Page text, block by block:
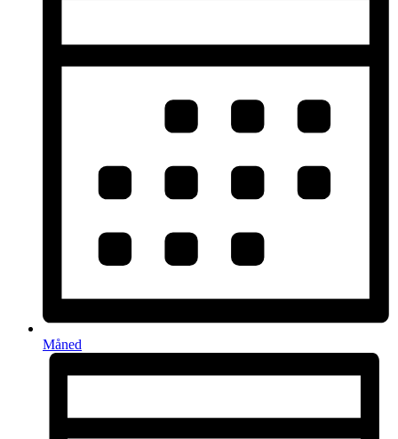
Måned